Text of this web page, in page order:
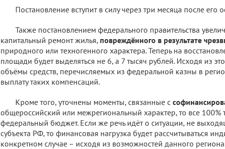
Постановление вступит в силу через три месяца после
Также постановлением федерального правительства
капитальный ремонт жилья, повреждённого в результате
природного или техногенного характера. Теперь на
площади будет выделяться не 6, а 7 тысяч рублей. Исходя из
объёмы средств, перечисляемых из федеральной казны в
выплату таких компенсаций.
Кроме того, уточнены моменты, связанные с
общероссийский или межрегиональный характер, то все 100%
федеральный бюджет. Если же речь идёт о ситуации, не
субъекта РФ, то финансовая нагрузка будет рассчитываться
конкретном случае – исходя из возможностей данного